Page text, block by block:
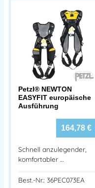
Petzl® NEWTON
EASYFIT europäische
Ausführung
164,78 €
Schnell anzulegender,
komfortabler …
Best.-Nr.: 36PEC073EA